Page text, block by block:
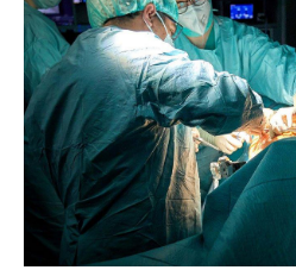
Have any questions?
+44 1234 567 890
Drop us a line
info@yourdomain.com
About us